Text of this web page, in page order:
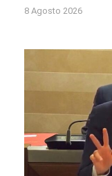
8 Agosto 2026